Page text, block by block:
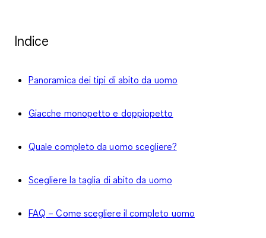
Indice
Panoramica dei tipi di abito da uomo
Giacche monopetto e doppiopetto
Quale completo da uomo scegliere?
Scegliere la taglia di abito da uomo
FAQ – Come scegliere il completo uomo